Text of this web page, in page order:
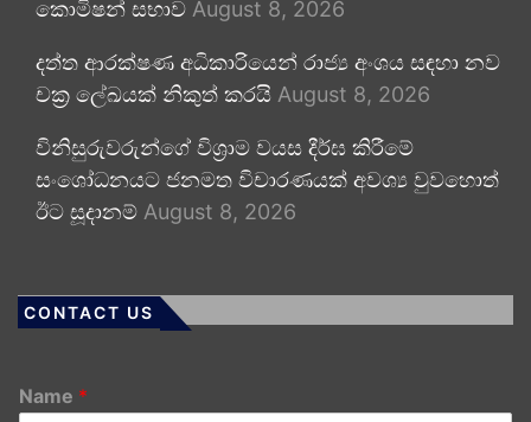
කොමිෂන් සභාව August 8, 2026
දත්ත ආරක්ෂණ අධිකාරියෙන් රාජ්‍ය අංශය සඳහා නව
චක්‍ර ලේඛයක් නිකුත් කරයි August 8, 2026
විනිසුරුවරුන්ගේ විශ්‍රාම වයස දීර්ඝ කිරීමේ
සංශෝධනයට ජනමත විචාරණයක් අවශ්‍ය වුවහොත්
ඊට සූදානම් August 8, 2026
CONTACT US
Name *